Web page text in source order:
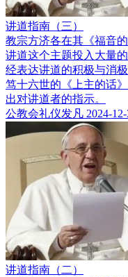
讲道指南（三）
教宗方济各在其《福音
讲道这个主题投入大量
经表达讲道的积极与消
笃十六世的《上主的话
出对讲道者的指示。
公教会礼仪发凡 2024-12-
讲道指南（二）